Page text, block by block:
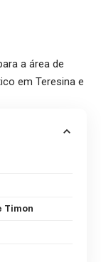
a área de
em Teresina e
Timon